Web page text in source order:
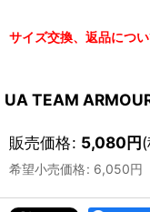
サイズ交換、返品につ
UA TEAM
販売価格: 5,080円
希望小売価格: 6,050円